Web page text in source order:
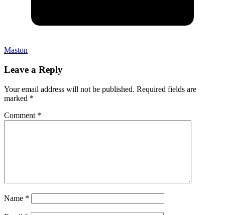
Maston
Leave a Reply
Your email address will not be published. Required fields are
marked *
Comment *
Name *